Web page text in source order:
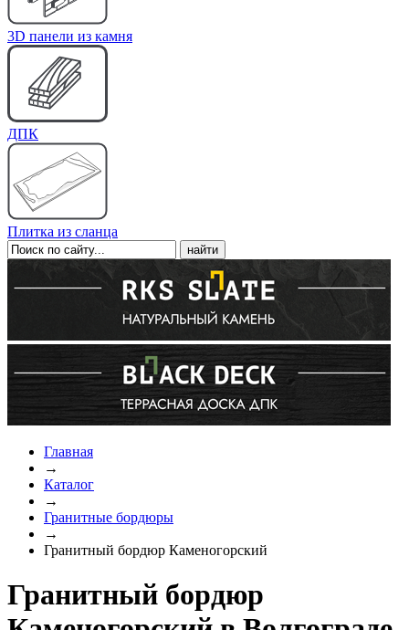
3D панели из камня
ДПК
Плитка из сланца
Главная
→
Каталог
→
Гранитные бордюры
→
Гранитный бордюр Каменогорский
Гранитный бордюр